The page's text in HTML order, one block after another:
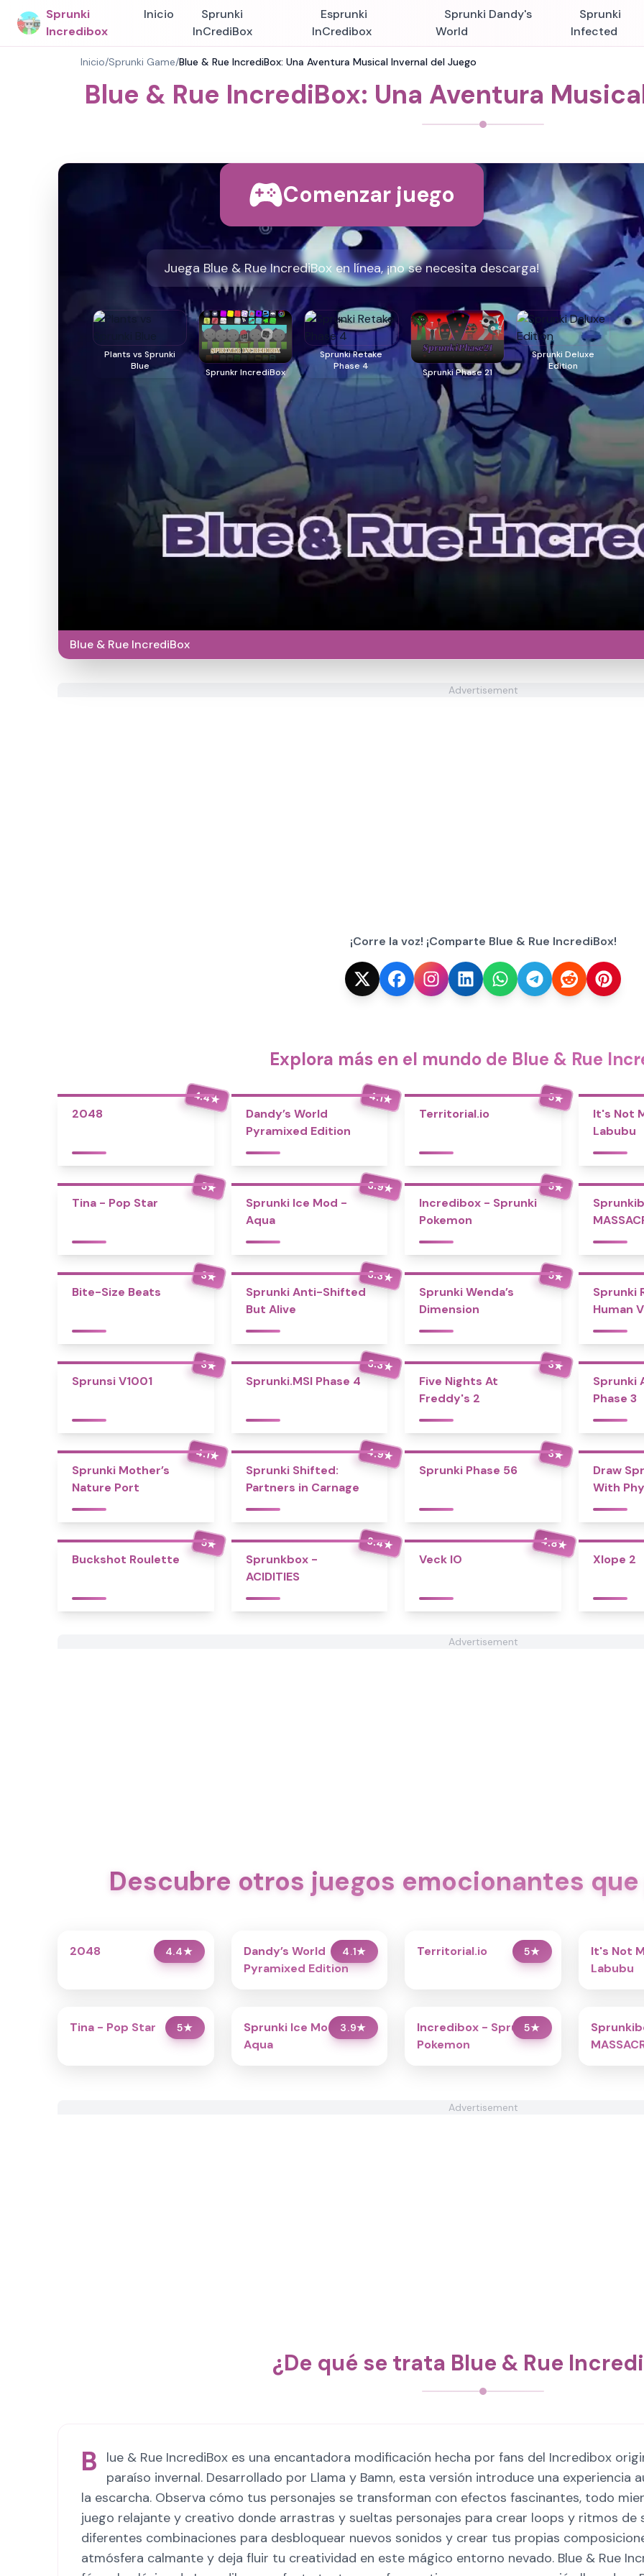
Sprunki
Incredibox
Inicio
Sprunki
InCrediBox
Esprunki
InCredibox
Sprunki Dandy's
World
Sprunki
Infected
Inicio/Sprunki Game/Blue & Rue IncrediBox: Una Aventura Musical Invernal del Juego
Blue & Rue IncrediBox: Una Aventura
Comenzar juego
Juega Blue & Rue IncrediBox en línea, ¡no se necesita descarga!
Plants vs Sprunki
Blue
Sprunkr IncrediBox
Sprunki Retake
Phase 4
Sprunki Phase 21
Sprunki Deluxe
Edition
Blue & Rue IncrediBox
Advertisement
¡Corre la voz! ¡Comparte Blue & Rue IncrediBox!
Explora más en el mundo de Blue & Rue
4.4★
2048
4.1★
Dandy’s World
Pyramixed Edition
5★
Territorial.io
It's Not
Labubu
5★
Tina - Pop Star
3.9★
Sprunki Ice Mod -
Aqua
5★
Incredibox - Sprunki
Pokemon
3★
Bite-Size Beats
3.3★
Sprunki Anti-Shifted
But Alive
5★
Sprunki Wenda’s
Dimension
Sprunki
Human
Bonus
3★
Sprunsi V1001
3.3★
Sprunki.MSI Phase 4
3★
Five Nights At
Freddy's 2
Sprunki
Phase 3
4.1★
Sprunki Mother’s
Nature Port
4.9★
Sprunki Shifted:
Partners in Carnage
3★
Sprunki Phase 56
Draw
With
5★
Buckshot Roulette
3.4★
Sprunkbox -
ACIDITIES
4.8★
Veck IO Xlope 2
Advertisement
Descubre otros juegos emocionantes
4.4★
2048 4.1★
Dandy’s World
Pyramixed Edition
5★
Territorial.io
It's Not
Labubu
5★
Tina - Pop Star 3.9★
Sprunki Ice Mod -
Aqua
5★
Incredibox - Sprunki
Pokemon
Advertisement
¿De qué se trata Blue & Rue
B
lue & Rue IncrediBox es una encantadora modificación hecha por fans del Incredibox
paraíso invernal. Desarrollado por Llama y Bamn, esta versión introduce una experiencia
la escarcha. Observa cómo tus personajes se transforman con efectos fascinantes, todo
juego relajante y creativo donde arrastras y sueltas personajes para crear loops y ritmos de
diferentes combinaciones para desbloquear nuevos sonidos y crear tus propias
atmósfera calmante y deja fluir tu creatividad en este mágico entorno nevado. Blue & Rue